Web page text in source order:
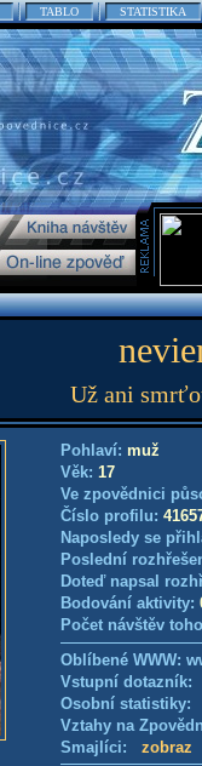
TABLO STATISTIKA
Už ani
Pohlaví: muž
Věk: 17
Ve zpovědnici
Číslo profilu:
Naposledy se
Poslední
Doteď napsal
Bodování aktivity:
Počet návštěv
Oblíbené WWW:
Vstupní
Osobní
Vztahy na
Smajlíci: zobraz